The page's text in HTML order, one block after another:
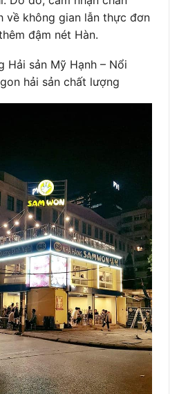
về không gian lẫn thực đơn
đậm nét Hàn.
Hải sản Mỹ Hạnh – Nổi
hải sản chất lượng